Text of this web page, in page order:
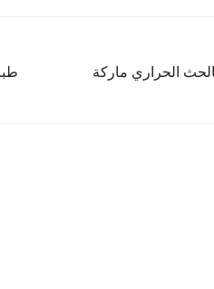
الحراري ماركة